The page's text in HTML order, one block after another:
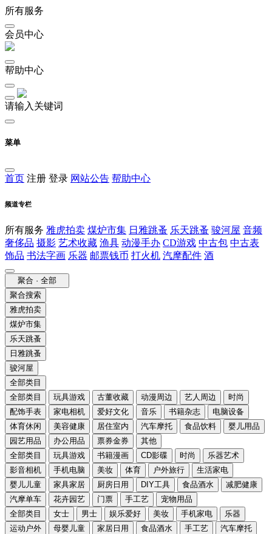
所有服务
会员中心
帮助中心
请输入关键词
菜单
首页 注册 登录 网站公告 帮助中心
频道专栏
所有服务 雅虎拍卖 煤炉市集 日雅跳蚤 乐天跳蚤 骏河屋 音频
奢侈品 摄影 艺术收藏 渔具 动漫手办 CD游戏 中古包 中古表
饰品 书法字画 乐器 邮票钱币 打火机 汽摩配件 酒
聚合 · 全部
聚合搜索
雅虎拍卖
煤炉市集
乐天跳蚤
日雅跳蚤
骏河屋
全部类目
全部类目
玩具游戏 古董收藏 动漫周边 艺人周边
时尚
配饰手表
家电相机 爱好文化 音乐 书籍杂志
电脑设备
体育休闲
美容健康 居住室内 汽车摩托 食品饮料
婴儿用品
园艺用品
办公用品 票券金券
其他
全部类目
玩具游戏 书籍漫画 CD影碟 时尚
乐器艺术
影音相机
手机电脑 美妆 体育 户外旅行
生活家电
婴儿儿童
家具家居 厨房日用 DIY工具 食品酒水
减肥健康
汽摩单车
花卉园艺 门票 手工艺
宠物用品
全部类目
女士 男士 娱乐爱好 美妆 手机家电
乐器
运动户外
母婴儿童 家居日用 食品酒水 手工艺
汽车摩托